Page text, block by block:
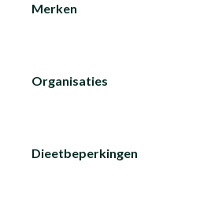
Merken
Organisaties
Dieetbeperkingen